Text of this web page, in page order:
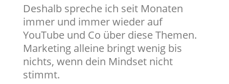
Deshalb spreche ich seit Monaten
immer und immer wieder auf
YouTube und Co über diese Themen.
Marketing alleine bringt wenig bis
nichts, wenn dein Mindset nicht
stimmt.